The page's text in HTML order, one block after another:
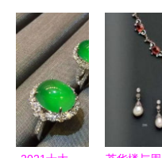
售橱窗的艺
术
织莺女装携
手戴呗珠宝
的多元商机